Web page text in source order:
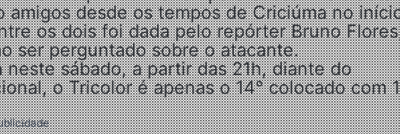
desde os tempos de Criciúma no
os dois foi dada pelo repórter Bruno
ser perguntado sobre o atacante.
sábado, a partir das 21h, diante do
o Tricolor é apenas o 14° colocado com